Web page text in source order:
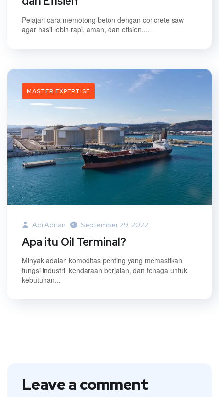
Pelajari cara memotong beton dengan concrete saw
agar hasil lebih rapi, aman, dan efisien....
MASTER EXPERTISE
Adi Adrian September 29, 2022
Apa itu Oil Terminal?
Minyak adalah komoditas penting yang memastikan
fungsi industri, kendaraan berjalan, dan tenaga untuk
kebutuhan...
Leave a comment